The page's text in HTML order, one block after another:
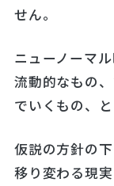
せん。
ニューノーマ
流動的なもの
でいくもの、
仮説の方針の
移り変わる現